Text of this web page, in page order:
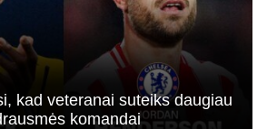
kad veteranai suteiks daugiau
komandai